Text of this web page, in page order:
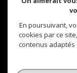
Roanne (42300)
69 m² - 635 €CC*
En poursuivant,
cookies par ce
contenus adaptés